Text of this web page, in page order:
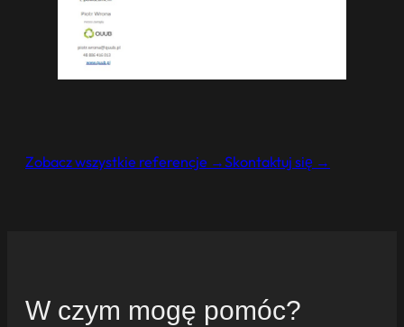
Zobacz wszystkie referencje →Skontaktuj się →
W czym mogę pomóc?